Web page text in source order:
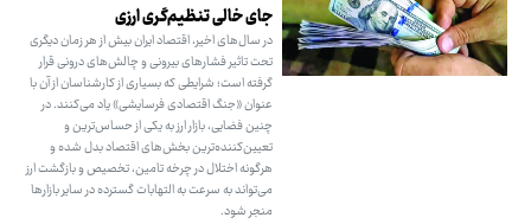
جای خالی تنظیم‌گری ارزی
در سال‌های اخیر، اقتصاد ایران بیش از هر زمان دیگری
تحت تاثیر فشارهای بیرونی و چالش‌های درونی قرار
گرفته است؛ شرایطی که بسیاری از کارشناسان از آن با
عنوان «جنگ اقتصادی فرسایشی» یاد می‌کنند. در
چنین فضایی، بازار ارز به یکی از حساس‌ترین و
تعیین‌کننده‌ترین بخش‌های اقتصاد بدل شده و
هرگونه اختلال در چرخه تامین، تخصیص و بازگشت ارز
می‌تواند به سرعت به التهابات گسترده در سایر بازارها
منجر شود.